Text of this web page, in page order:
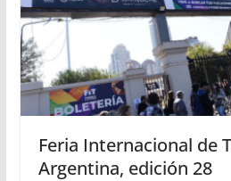
Feria Internacional de
Argentina, edición 28